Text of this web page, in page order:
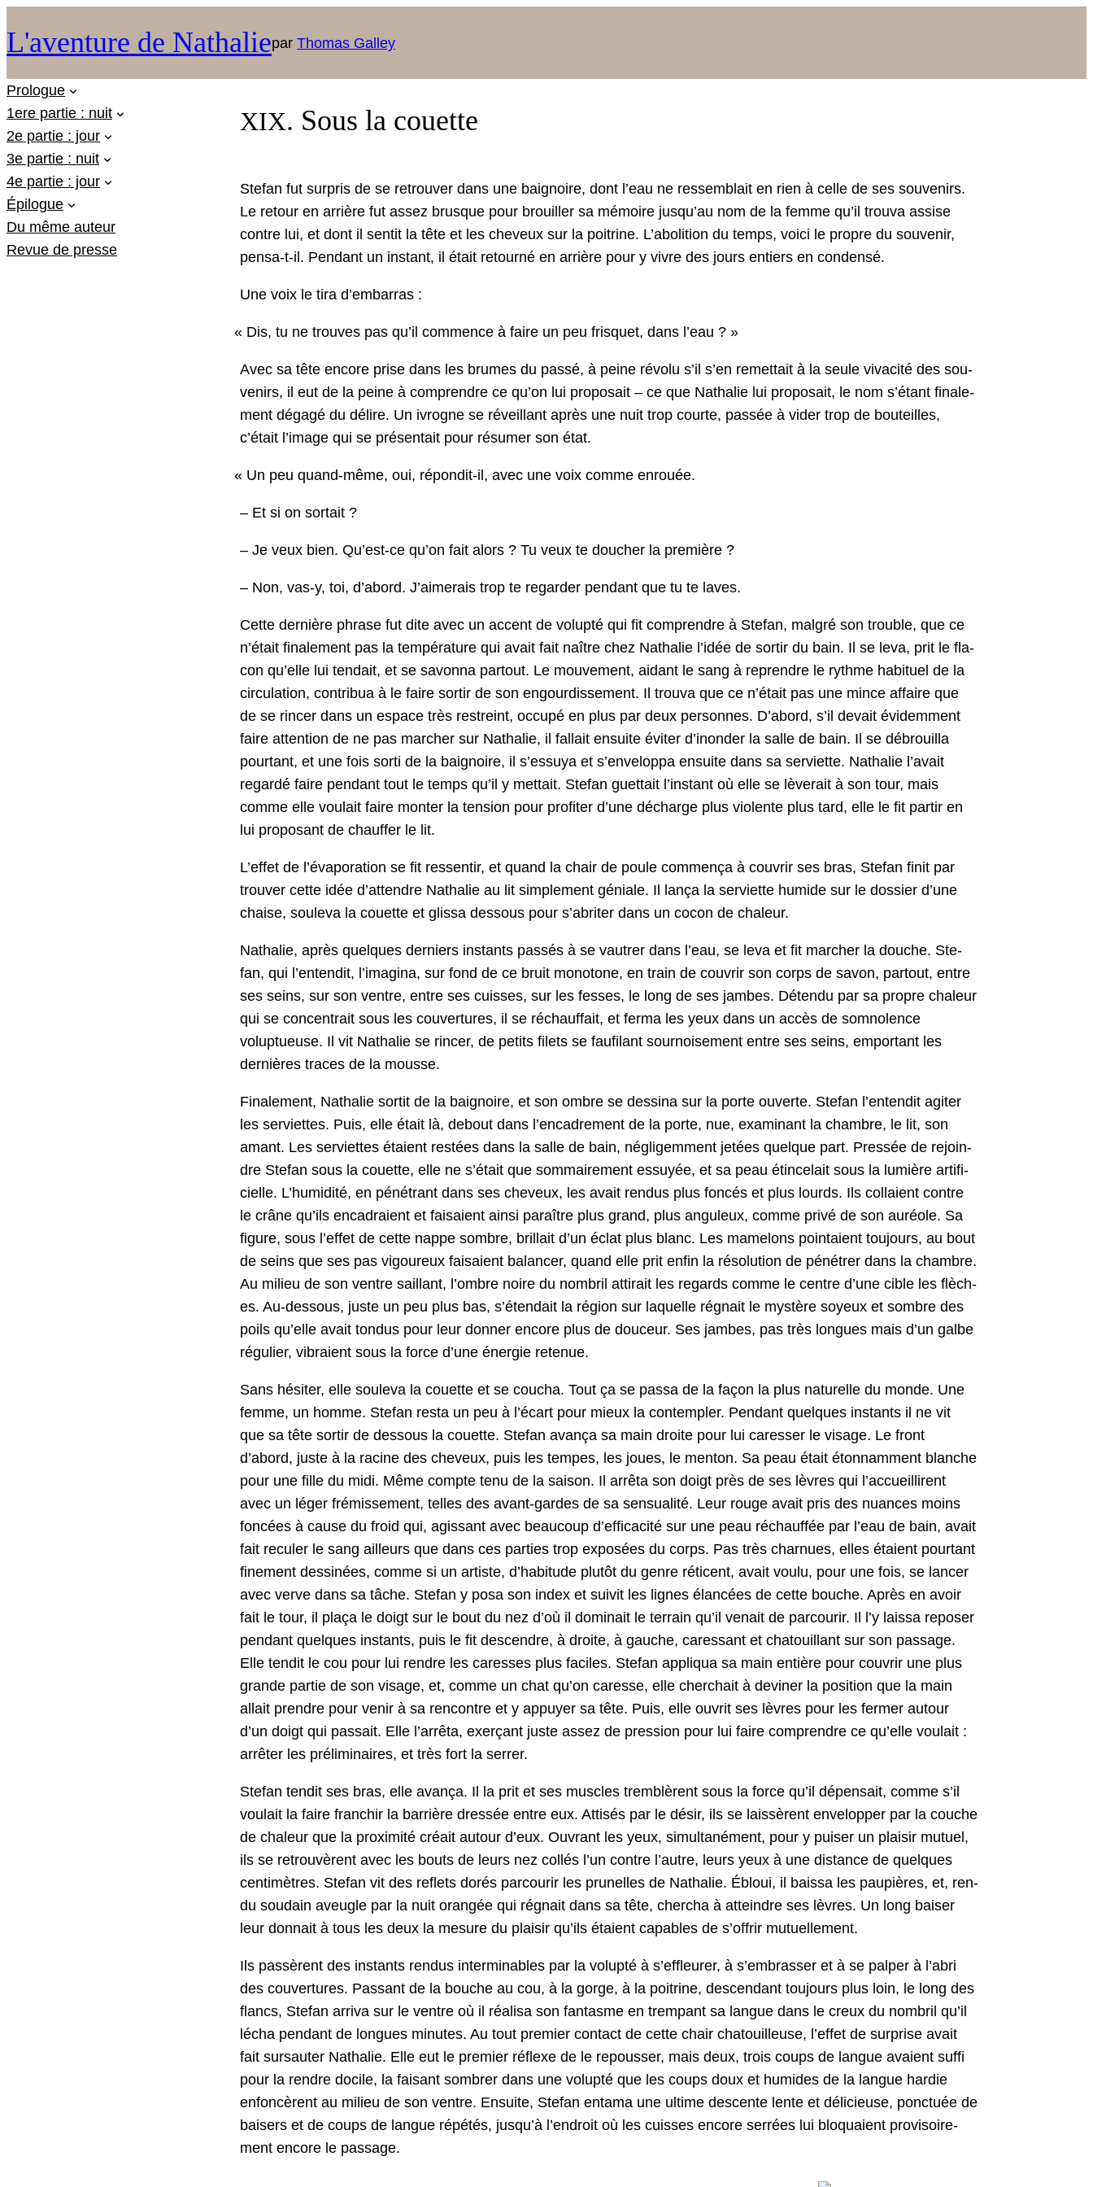
L'aventure de Nathaliepar Thomas Galley
Prologue
1ere partie : nuit
2e partie : jour
3e partie : nuit
4e partie : jour
Épilogue
Du même auteur
Revue de presse
XIX. Sous la couette
Ste­fan fut sur­pris de se retrou­ver dans une baig­noire, dont l’eau ne ressem­blait en rien à celle de ses sou­venirs.
Le retour en arrière fut assez brusque pour brouiller sa mémoire jusqu’au nom de la femme qu’il trou­va assise
con­tre lui, et dont il sen­tit la tête et les cheveux sur la poitrine. L’abolition du temps, voici le pro­pre du sou­venir,
pen­sa-t-il. Pen­dant un instant, il était retourné en arrière pour y vivre des jours entiers en condensé.
Une voix le tira d’embarras :
«Dis, tu ne trou­ves pas qu’il com­mence à faire un peu fris­quet, dans l’eau ? »
Avec sa tête encore prise dans les brumes du passé, à peine révolu s’il s’en remet­tait à la seule vivac­ité des sou­
venirs, il eut de la peine à com­pren­dre ce qu’on lui pro­po­sait – ce que Nathalie lui pro­po­sait, le nom s’é­tant finale­
ment dégagé du délire. Un ivrogne se réveil­lant après une nuit trop courte, passée à vider trop de bouteilles,
c’était l’image qui se présen­tait pour résumer son état.
«Un peu quand-même, oui, répon­dit-il, avec une voix comme enrouée.
– Et si on sortait ?
– Je veux bien. Qu’est-ce qu’on fait alors ? Tu veux te douch­er la première ?
– Non, vas‑y, toi, d’abord. J’aimerais trop te regarder pen­dant que tu te laves.
Cette dernière phrase fut dite avec un accent de volup­té qui fit com­pren­dre à Ste­fan, mal­gré son trou­ble, que ce
n’était finale­ment pas la tem­péra­ture qui avait fait naître chez Nathalie l’idée de sor­tir du bain. Il se leva, prit le fla­
con qu’elle lui tendait, et se savon­na partout. Le mou­ve­ment, aidant le sang à repren­dre le rythme habituel de la
cir­cu­la­tion, con­tribua à le faire sor­tir de son engour­disse­ment. Il trou­va que ce n’était pas une mince affaire que
de se rin­cer dans un espace très restreint, occupé en plus par deux per­son­nes. D’abord, s’il devait évidem­ment
faire atten­tion de ne pas marcher sur Nathalie, il fal­lait ensuite éviter d’inonder la salle de bain. Il se débrouil­la
pour­tant, et une fois sor­ti de la baig­noire, il s’essuya et s’enveloppa ensuite dans sa servi­ette. Nathalie l’avait
regardé faire pen­dant tout le temps qu’il y met­tait. Ste­fan guet­tait l’instant où elle se lèverait à son tour, mais
comme elle voulait faire mon­ter la ten­sion pour prof­iter d’une décharge plus vio­lente plus tard, elle le fit par­tir en
lui pro­posant de chauf­fer le lit.
L’effet de l’évaporation se fit ressen­tir, et quand la chair de poule com­mença à cou­vrir ses bras, Ste­fan finit par
trou­ver cette idée d’attendre Nathalie au lit sim­ple­ment géniale. Il lança la servi­ette humide sur le dossier d’une
chaise, soule­va la cou­ette et glis­sa dessous pour s’abriter dans un cocon de chaleur.
Nathalie, après quelques derniers instants passés à se vautr­er dans l’eau, se leva et fit marcher la douche. Ste­
fan, qui l’en­ten­dit, l’imagina, sur fond de ce bruit monot­o­ne, en train de cou­vrir son corps de savon, partout, entre
ses seins, sur son ven­tre, entre ses cuiss­es, sur les fess­es, le long de ses jambes. Déten­du par sa pro­pre chaleur
qui se con­cen­trait sous les cou­ver­tures, il se réchauf­fait, et fer­ma les yeux dans un accès de som­no­lence
voluptueuse. Il vit Nathalie se rin­cer, de petits filets se fau­fi­lant sournoise­ment entre ses seins, empor­tant les
dernières traces de la mousse.
Finale­ment, Nathalie sor­tit de la baig­noire, et son ombre se dessi­na sur la porte ouverte. Ste­fan l’entendit agiter
les servi­ettes. Puis, elle était là, debout dans l’encadrement de la porte, nue, exam­i­nant la cham­bre, le lit, son
amant. Les servi­ettes étaient restées dans la salle de bain, nég­ligem­ment jetées quelque part. Pressée de rejoin­
dre Ste­fan sous la cou­ette, elle ne s’était que som­maire­ment essuyée, et sa peau étince­lait sous la lumière arti­fi­
cielle. L’humidité, en péné­trant dans ses cheveux, les avait ren­dus plus fon­cés et plus lourds. Ils col­laient con­tre
le crâne qu’ils encadraient et fai­saient ain­si paraître plus grand, plus anguleux, comme privé de son auréole. Sa
fig­ure, sous l’effet de cette nappe som­bre, bril­lait d’un éclat plus blanc. Les mamel­ons pointaient tou­jours, au bout
de seins que ses pas vigoureux fai­saient bal­ancer, quand elle prit enfin la réso­lu­tion de pénétr­er dans la cham­bre.
Au milieu de son ven­tre sail­lant, l’ombre noire du nom­bril atti­rait les regards comme le cen­tre d’une cible les flèch­
es. Au-dessous, juste un peu plus bas, s’étendait la région sur laque­lle rég­nait le mys­tère soyeux et som­bre des
poils qu’elle avait ton­dus pour leur don­ner encore plus de douceur. Ses jambes, pas très longues mais d’un galbe
réguli­er, vibraient sous la force d’une énergie retenue.
Sans hésiter, elle soule­va la cou­ette et se coucha. Tout ça se pas­sa de la façon la plus naturelle du monde. Une
femme, un homme. Ste­fan res­ta un peu à l’écart pour mieux la con­tem­pler. Pen­dant quelques instants il ne vit
que sa tête sor­tir de dessous la cou­ette. Ste­fan avança sa main droite pour lui caress­er le vis­age. Le front
d’abord, juste à la racine des cheveux, puis les tem­pes, les joues, le men­ton. Sa peau était éton­nam­ment blanche
pour une fille du midi. Même compte tenu de la sai­son. Il arrê­ta son doigt près de ses lèvres qui l’accueillirent
avec un léger frémisse­ment, telles des avant-gardes de sa sen­su­al­ité. Leur rouge avait pris des nuances moins
fon­cées à cause du froid qui, agis­sant avec beau­coup d’efficacité sur une peau réchauf­fée par l’eau de bain, avait
fait reculer le sang ailleurs que dans ces par­ties trop exposées du corps. Pas très char­nues, elles étaient pour­tant
fine­ment dess­inées, comme si un artiste, d’habitude plutôt du genre réti­cent, avait voulu, pour une fois, se lancer
avec verve dans sa tâche. Ste­fan y posa son index et suiv­it les lignes élancées de cette bouche. Après en avoir
fait le tour, il plaça le doigt sur le bout du nez d’où il dom­i­nait le ter­rain qu’il venait de par­courir. Il l’y lais­sa repos­er
pen­dant quelques instants, puis le fit descen­dre, à droite, à gauche, cares­sant et cha­touil­lant sur son pas­sage.
Elle ten­dit le cou pour lui ren­dre les caress­es plus faciles. Ste­fan appli­qua sa main entière pour cou­vrir une plus
grande par­tie de son vis­age, et, comme un chat qu’on caresse, elle cher­chait à devin­er la posi­tion que la main
allait pren­dre pour venir à sa ren­con­tre et y appuy­er sa tête. Puis, elle ouvrit ses lèvres pour les fer­mer autour
d’un doigt qui pas­sait. Elle l’arrêta, exerçant juste assez de pres­sion pour lui faire com­pren­dre ce qu’elle voulait :
arrêter les prélim­i­naires, et très fort la serrer.
Ste­fan ten­dit ses bras, elle avança. Il la prit et ses mus­cles trem­blèrent sous la force qu’il dépen­sait, comme s’il
voulait la faire franchir la bar­rière dressée entre eux. Attisés par le désir, ils se lais­sèrent envelop­per par la couche
de chaleur que la prox­im­ité créait autour d’eux. Ouvrant les yeux, simul­tané­ment, pour y puis­er un plaisir mutuel,
ils se retrou­vèrent avec les bouts de leurs nez col­lés l’un con­tre l’autre, leurs yeux à une dis­tance de quelques
cen­timètres. Ste­fan vit des reflets dorés par­courir les prunelles de Nathalie. Ébloui, il bais­sa les paupières, et, ren­
du soudain aveu­gle par la nuit orangée qui rég­nait dans sa tête, cher­cha à attein­dre ses lèvres. Un long bais­er
leur don­nait à tous les deux la mesure du plaisir qu’ils étaient capa­bles de s’offrir mutuellement.
Ils passèrent des instants ren­dus inter­minables par la volup­té à s’ef­fleur­er, à s’embrasser et à se palper à l’abri
des cou­ver­tures. Pas­sant de la bouche au cou, à la gorge, à la poitrine, descen­dant tou­jours plus loin, le long des
flancs, Ste­fan arri­va sur le ven­tre où il réal­isa son fan­tasme en trem­pant sa langue dans le creux du nom­bril qu’il
lécha pen­dant de longues min­utes. Au tout pre­mier con­tact de cette chair cha­touilleuse, l’effet de sur­prise avait
fait sur­sauter Nathalie. Elle eut le pre­mier réflexe de le repouss­er, mais deux, trois coups de langue avaient suf­fi
pour la ren­dre docile, la faisant som­br­er dans une volup­té que les coups doux et humides de la langue hardie
enfon­cèrent au milieu de son ven­tre. Ensuite, Ste­fan enta­ma une ultime descente lente et déli­cieuse, ponc­tuée de
bais­ers et de coups de langue répétés, jusqu’à l’endroit où les cuiss­es encore ser­rées lui blo­quaient pro­vi­soire­
ment encore le passage.